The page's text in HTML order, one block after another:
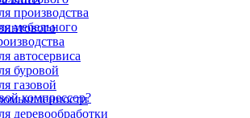
производства
мебельного
автосервиса
буровой
газовой
деревообработки
компрессор?